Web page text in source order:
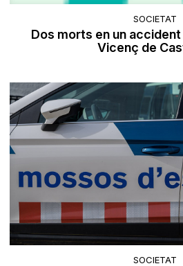
SOCIETAT
Dos morts en un
Vicenç de
SOCIETAT